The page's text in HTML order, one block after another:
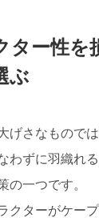
ター性を
ぶ
げさなもので
わずに羽織れ
の一つです。
クターがケー